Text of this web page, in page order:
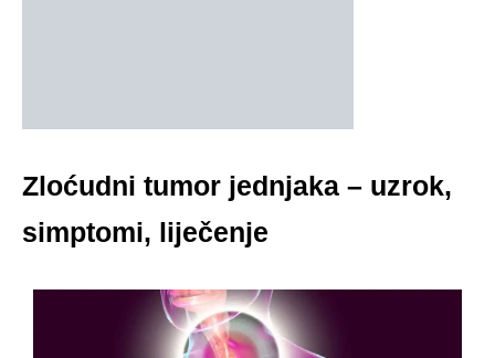
Zloćudni tumor jednjaka – uzrok,
simptomi, liječenje